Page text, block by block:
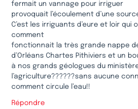
fermait un vannage pour irriguer
provoquait l’écoulement d’une
C’est les irriguants d’eure et loir qui
comment
fonctionnait la très grande nappe
d’Orléans Chartes Pithiviers et un
à nos grands géologues du
l’agriculture??????sans aucune
comment circule l’eau!!
Répondre